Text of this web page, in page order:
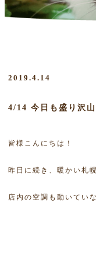
2019.4.14
4/14 今日も盛り沢山
皆様こんにちは！
昨日に続き、暖かい札幌
店内の空調も動いてい